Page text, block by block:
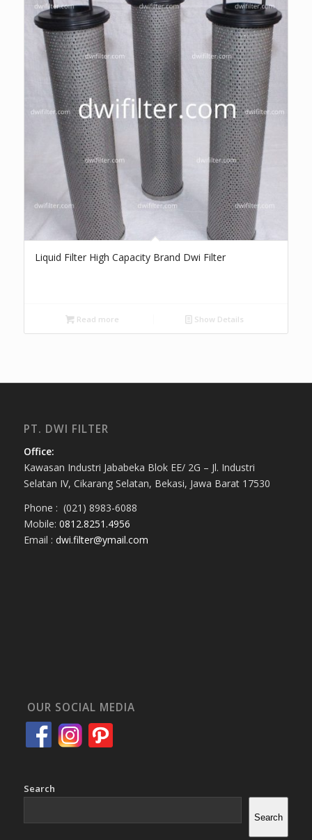
Liquid Filter High Capacity Brand Dwi Filter
Read more Show Details
PT. DWI FILTER
Office:
Kawasan Industri Jababeka Blok EE/ 2G – Jl. Industri
Selatan IV, Cikarang Selatan, Bekasi, Jawa Barat 17530
Phone : (021) 8983-6088
Mobile: 0812.8251.4956
Email : dwi.filter@ymail.com
OUR SOCIAL MEDIA
Search
Search